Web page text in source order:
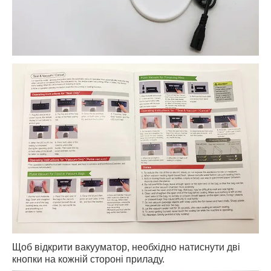
Щоб відкрити вакууматор, необхідно натиснути дві
кнопки на кожній стороні приладу.